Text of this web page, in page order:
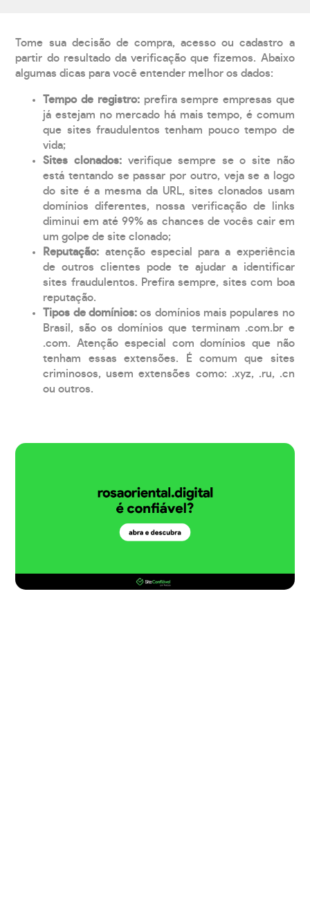
Tome sua decisão de compra, acesso ou cadastro a
partir do resultado da verificação que fizemos. Abaixo
algumas dicas para você entender melhor os dados:
Tempo de registro: prefira sempre empresas que
já estejam no mercado há mais tempo, é comum
que sites fraudulentos tenham pouco tempo de
vida;
Sites clonados: verifique sempre se o site não
está tentando se passar por outro, veja se a logo
do site é a mesma da URL, sites clonados usam
domínios diferentes, nossa verificação de links
diminui em até 99% as chances de vocês cair em
um golpe de site clonado;
Reputação: atenção especial para a experiência
de outros clientes pode te ajudar a identificar
sites fraudulentos. Prefira sempre, sites com boa
reputação.
Tipos de domínios:os domínios mais populares no
Brasil, são os domínios que terminam .com.br e
.com. Atenção especial com domínios que não
tenham essas extensões. É comum que sites
criminosos, usem extensões como: .xyz, .ru, .cn
ou outros.